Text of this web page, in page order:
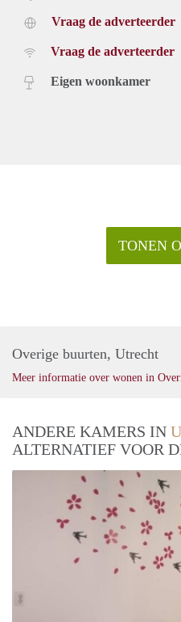
Vraag de adverteerder
Vraag de adverteerder
Eigen woonkamer
TONEN
Overige buurten, Utrecht
Meer informatie over wonen in
ANDERE KAMERS IN
ALTERNATIEF VOOR